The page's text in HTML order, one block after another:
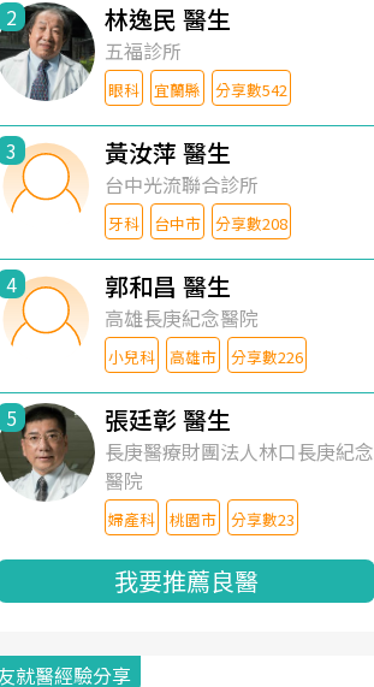
2 林逸民 醫生
五福診所
眼科 宜蘭縣 分享數542
3 黃汝萍 醫生
台中光流聯合診所
牙科 台中市 分享數208
4 郭和昌 醫生
高雄長庚紀念醫院
小兒科 高雄市 分享數226
5 張廷彰 醫生
長庚醫療財團法人林口長庚紀念
醫院
婦產科 桃園市 分享數23
我要推薦良醫
就醫經驗分享